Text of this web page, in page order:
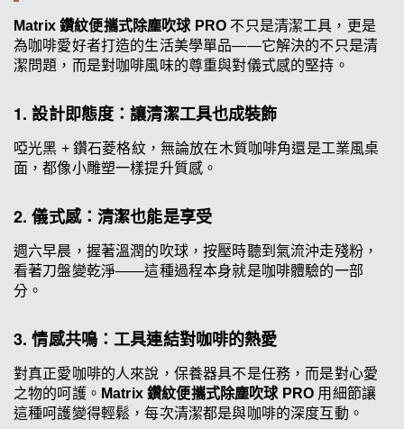
Matrix 鑽紋便攜式除塵吹球 PRO 不只是清潔工具，更是
為咖啡愛好者打造的生活美學單品——它解決的不只是清
潔問題，而是對咖啡風味的尊重與對儀式感的堅持。
1. 設計即態度：讓清潔工具也成裝飾
啞光黑 + 鑽石菱格紋，無論放在木質咖啡角還是工業風桌
面，都像小雕塑一樣提升質感。
2. 儀式感：清潔也能是享受
週六早晨，握著溫潤的吹球，按壓時聽到氣流沖走殘粉，
看著刀盤變乾淨——這種過程本身就是咖啡體驗的一部
分。
3. 情感共鳴：工具連結對咖啡的熱愛
對真正愛咖啡的人來說，保養器具不是任務，而是對心愛
之物的呵護。 Matrix 鑽紋便攜式除塵吹球 PRO 用細節讓
這種呵護變得輕鬆，每次清潔都是與咖啡的深度互動。